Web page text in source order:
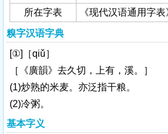
所在字表
《现代汉语通用字表
糗字汉语字典
[①]［qiǔ］
［《廣韻》去久切，上有，溪。］
(1)炒熟的米麦。亦泛指干粮。
(2)冷粥。
基本字义